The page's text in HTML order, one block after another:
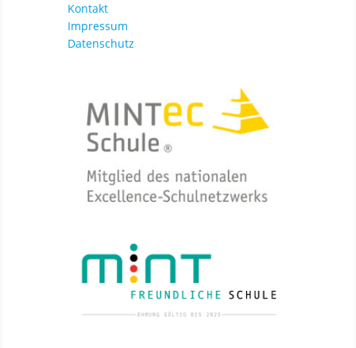
Kontakt
Impressum
Datenschutz